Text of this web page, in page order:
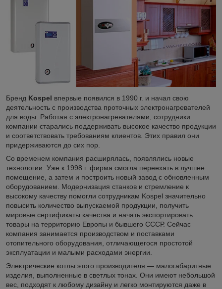
Бренд Kospel впервые появился в 1990 г. и начал свою
деятельность с производства проточных электронагревателей
для воды. Работая с электронагревателями, сотрудники
компании старались поддерживать высокое качество продукции
и соответствовать требованиям клиентов. Этих правил они
придерживаются до сих пор.
Со временем компания расширялась, появлялись новые
технологии. Уже к 1998 г. фирма смогла переехать в лучшее
помещение, а затем и построить новый завод с обновленным
оборудованием. Модернизация станков и стремление к
высокому качеству помогли сотрудникам Kospel значительно
повысить количество выпускаемой продукции, получить
мировые сертификаты качества и начать экспортировать
товары на территорию Европы и бывшего СССР. Сейчас
компания занимается производством и поставками
отопительного оборудования, отличающегося простотой
эксплуатации и малыми расходами энергии.
Электрические котлы этого производителя — малогабаритные
изделия, выполненные в светлых тонах. Они имеют небольшой
вес, подходят к любому дизайну и легко монтируются даже в